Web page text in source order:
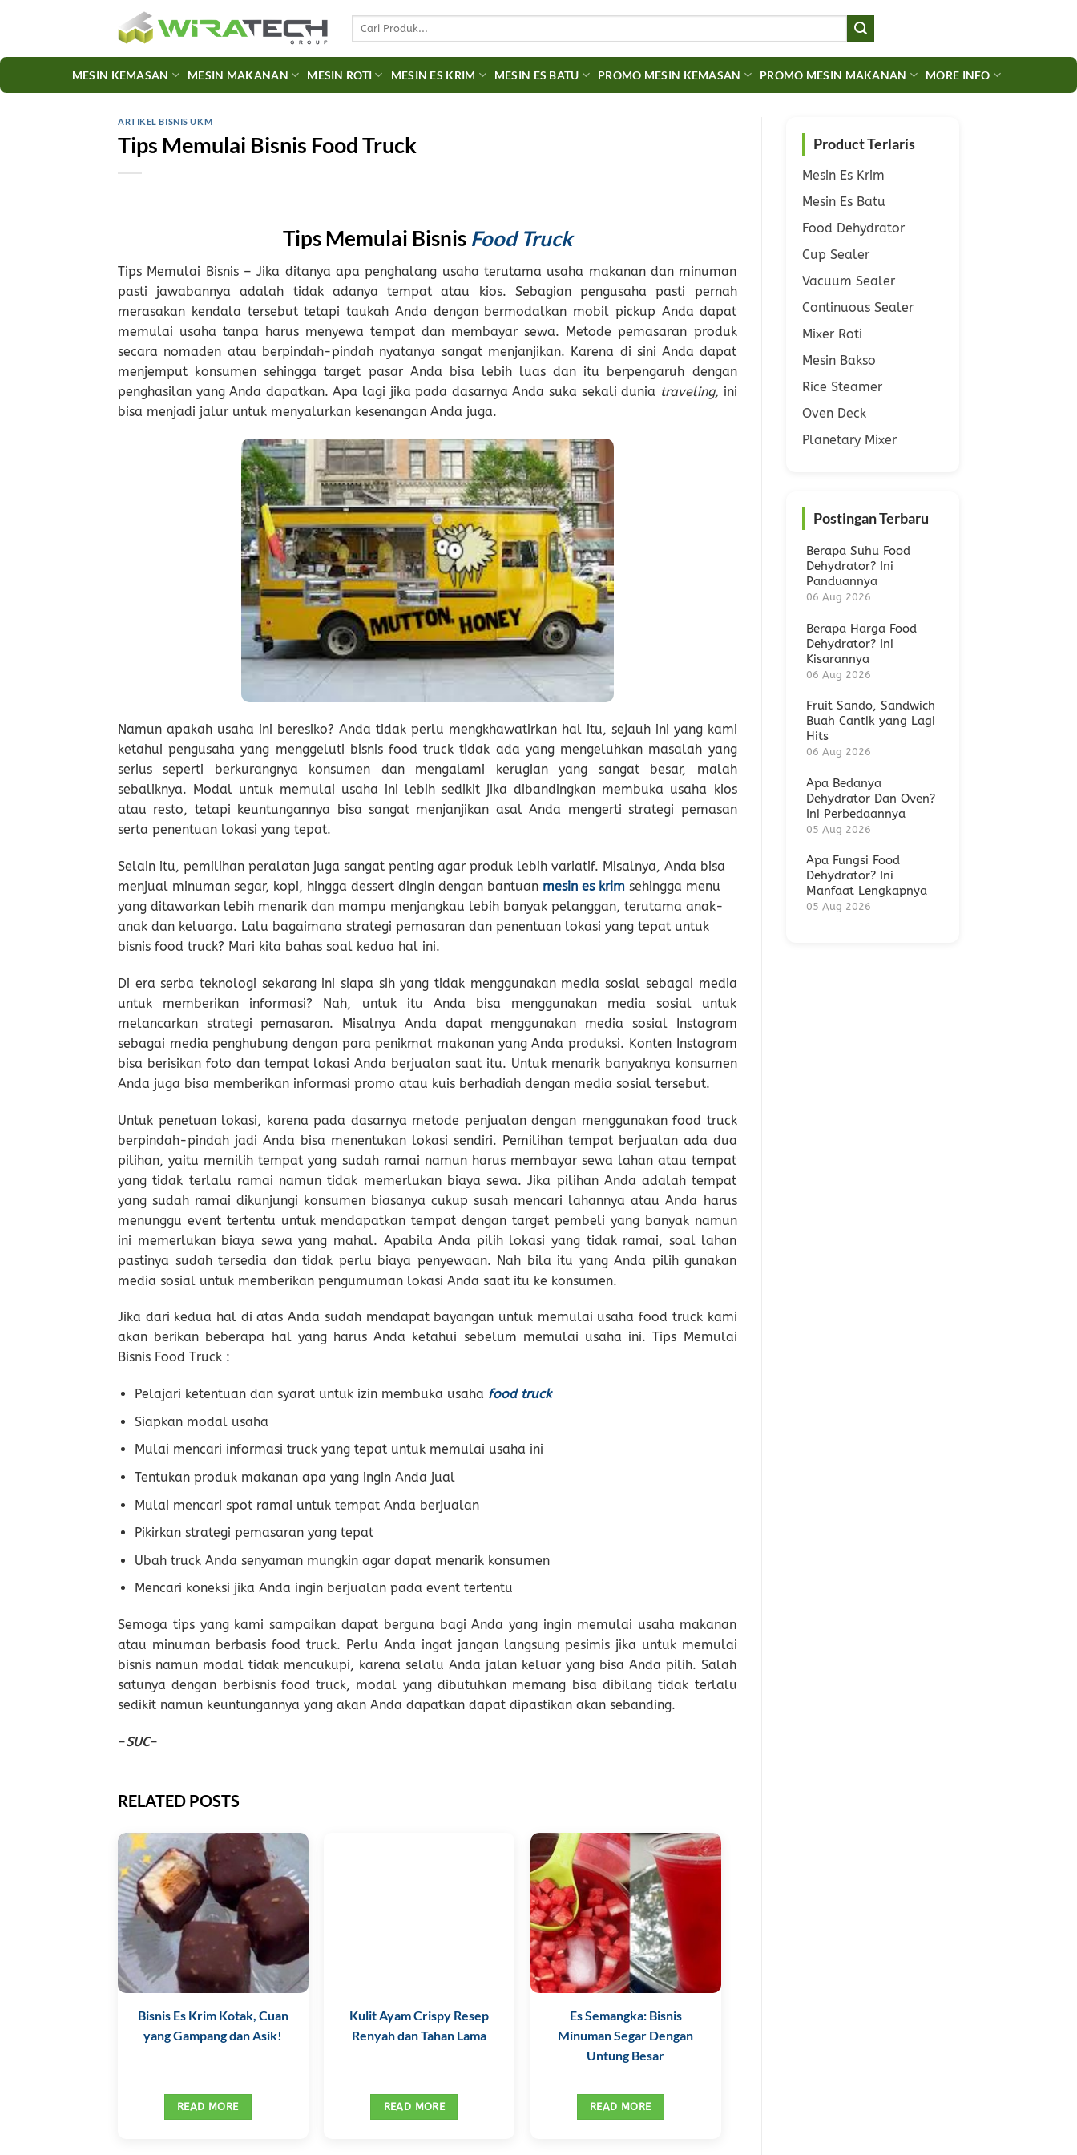
Search
MESIN KEMASAN MESIN MAKANAN MESIN ROTI MESIN ES KRIM MESIN ES BATU PROMO MESIN KEMASAN PROMO MESIN MAKANAN MORE INFO
ARTIKEL BISNIS UKM
Tips Memulai Bisnis Food Truck
Tips Memulai Bisnis Food Truck
Tips Memulai Bisnis – Jika ditanya apa penghalang usaha terutama usaha makanan dan minuman
pasti jawabannya adalah tidak adanya tempat atau kios. Sebagian pengusaha pasti pernah
merasakan kendala tersebut tetapi taukah Anda dengan bermodalkan mobil pickup Anda dapat
memulai usaha tanpa harus menyewa tempat dan membayar sewa. Metode pemasaran produk
secara nomaden atau berpindah-pindah nyatanya sangat menjanjikan. Karena di sini Anda dapat
menjemput konsumen sehingga target pasar Anda bisa lebih luas dan itu berpengaruh dengan
penghasilan yang Anda dapatkan. Apa lagi jika pada dasarnya Anda suka sekali dunia traveling, ini
bisa menjadi jalur untuk menyalurkan kesenangan Anda juga.
Namun apakah usaha ini beresiko? Anda tidak perlu mengkhawatirkan hal itu, sejauh ini yang kami
ketahui pengusaha yang menggeluti bisnis food truck tidak ada yang mengeluhkan masalah yang
serius seperti berkurangnya konsumen dan mengalami kerugian yang sangat besar, malah
sebaliknya. Modal untuk memulai usaha ini lebih sedikit jika dibandingkan membuka usaha kios
atau resto, tetapi keuntungannya bisa sangat menjanjikan asal Anda mengerti strategi pemasan
serta penentuan lokasi yang tepat.
Selain itu, pemilihan peralatan juga sangat penting agar produk lebih variatif. Misalnya, Anda bisa
menjual minuman segar, kopi, hingga dessert dingin dengan bantuan mesin es krim sehingga menu
yang ditawarkan lebih menarik dan mampu menjangkau lebih banyak pelanggan, terutama anak-
anak dan keluarga. Lalu bagaimana strategi pemasaran dan penentuan lokasi yang tepat untuk
bisnis food truck? Mari kita bahas soal kedua hal ini.
Di era serba teknologi sekarang ini siapa sih yang tidak menggunakan media sosial sebagai media
untuk memberikan informasi? Nah, untuk itu Anda bisa menggunakan media sosial untuk
melancarkan strategi pemasaran. Misalnya Anda dapat menggunakan media sosial Instagram
sebagai media penghubung dengan para penikmat makanan yang Anda produksi. Konten Instagram
bisa berisikan foto dan tempat lokasi Anda berjualan saat itu. Untuk menarik banyaknya konsumen
Anda juga bisa memberikan informasi promo atau kuis berhadiah dengan media sosial tersebut.
Untuk penetuan lokasi, karena pada dasarnya metode penjualan dengan menggunakan food truck
berpindah-pindah jadi Anda bisa menentukan lokasi sendiri. Pemilihan tempat berjualan ada dua
pilihan, yaitu memilih tempat yang sudah ramai namun harus membayar sewa lahan atau tempat
yang tidak terlalu ramai namun tidak memerlukan biaya sewa. Jika pilihan Anda adalah tempat
yang sudah ramai dikunjungi konsumen biasanya cukup susah mencari lahannya atau Anda harus
menunggu event tertentu untuk mendapatkan tempat dengan target pembeli yang banyak namun
ini memerlukan biaya sewa yang mahal. Apabila Anda pilih lokasi yang tidak ramai, soal lahan
pastinya sudah tersedia dan tidak perlu biaya penyewaan. Nah bila itu yang Anda pilih gunakan
media sosial untuk memberikan pengumuman lokasi Anda saat itu ke konsumen.
Jika dari kedua hal di atas Anda sudah mendapat bayangan untuk memulai usaha food truck kami
akan berikan beberapa hal yang harus Anda ketahui sebelum memulai usaha ini. Tips Memulai
Bisnis Food Truck :
Pelajari ketentuan dan syarat untuk izin membuka usaha food truck
Siapkan modal usaha
Mulai mencari informasi truck yang tepat untuk memulai usaha ini
Tentukan produk makanan apa yang ingin Anda jual
Mulai mencari spot ramai untuk tempat Anda berjualan
Pikirkan strategi pemasaran yang tepat
Ubah truck Anda senyaman mungkin agar dapat menarik konsumen
Mencari koneksi jika Anda ingin berjualan pada event tertentu
Semoga tips yang kami sampaikan dapat berguna bagi Anda yang ingin memulai usaha makanan
atau minuman berbasis food truck. Perlu Anda ingat jangan langsung pesimis jika untuk memulai
bisnis namun modal tidak mencukupi, karena selalu Anda jalan keluar yang bisa Anda pilih. Salah
satunya dengan berbisnis food truck, modal yang dibutuhkan memang bisa dibilang tidak terlalu
sedikit namun keuntungannya yang akan Anda dapatkan dapat dipastikan akan sebanding.
–SUC–
RELATED POSTS
Bisnis Es Krim Kotak, Cuan
yang Gampang dan Asik!
READ MORE
Kulit Ayam Crispy Resep
Renyah dan Tahan Lama
READ MORE
Es Semangka: Bisnis
Minuman Segar Dengan
Untung Besar
READ MORE
Product Terlaris
Mesin Es Krim
Mesin Es Batu
Food Dehydrator
Cup Sealer
Vacuum Sealer
Continuous Sealer
Mixer Roti
Mesin Bakso
Rice Steamer
Oven Deck
Planetary Mixer
Postingan Terbaru
Berapa Suhu Food
Dehydrator? Ini
Panduannya
06 Aug 2026
Berapa Harga Food
Dehydrator? Ini
Kisarannya
06 Aug 2026
Fruit Sando, Sandwich
Buah Cantik yang Lagi
Hits
06 Aug 2026
Apa Bedanya
Dehydrator Dan Oven?
Ini Perbedaannya
05 Aug 2026
Apa Fungsi Food
Dehydrator? Ini
Manfaat Lengkapnya
05 Aug 2026